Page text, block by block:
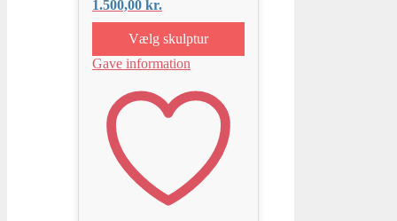
1.500,00 kr.
Vælg skulptur
Gave information